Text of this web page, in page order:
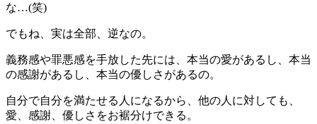
な…(笑)
でもね、実は全部、逆なの。
義務感や罪悪感を手放した先には、本当の愛があるし、本当
の感謝があるし、本当の優しさがあるの。
自分で自分を満たせる人になるから、他の人に対しても、
愛、感謝、優しさをお裾分けできる。